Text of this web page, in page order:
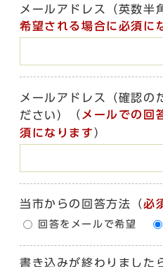
メールアドレス（英数半
希望される場合に必須に
メールアドレス（確認の
ださい）
（ メールでの回
須になります ）
当市からの回答方法 （必
回答をメールで希望
書き込みが終わりました